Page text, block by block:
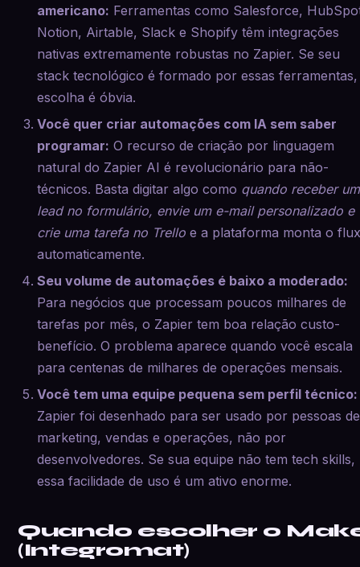
americano: Ferramentas como Salesforce,
Notion, Airtable, Slack e Shopify têm integrações
nativas extremamente robustas no Zapier. Se seu
stack tecnológico é formado por essas
escolha é óbvia.
Você quer criar automações com IA sem saber
programar: O recurso de criação por linguagem
natural do Zapier AI é revolucionário para não-
técnicos. Basta digitar algo como quando receber um
lead no formulário, envie um e-mail personalizado e
crie uma tarefa no Trello e a plataforma monta o
automaticamente.
Seu volume de automações é baixo a moderado:
Para negócios que processam poucos milhares de
tarefas por mês, o Zapier tem boa relação custo-
benefício. O problema aparece quando você escala
para centenas de milhares de operações mensais.
Você tem uma equipe pequena sem perfil técnico:
Zapier foi desenhado para ser usado por pessoas de
marketing, vendas e operações, não por
desenvolvedores. Se sua equipe não tem tech skills,
essa facilidade de uso é um ativo enorme.
Quando escolher o
(Integromat)